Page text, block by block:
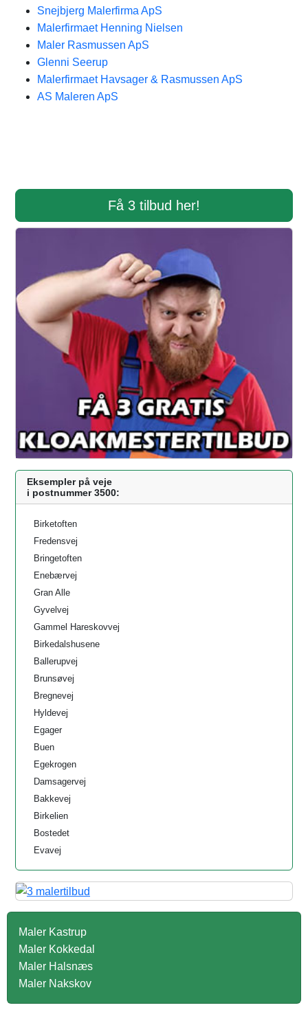
Snejbjerg Malerfirma ApS
Malerfirmaet Henning Nielsen
Maler Rasmussen ApS
Glenni Seerup
Malerfirmaet Havsager & Rasmussen ApS
AS Maleren ApS
Få 3 tilbud her!
Eksempler på veje
i postnummer 3500:
Birketoften
Fredensvej
Bringetoften
Enebærvej
Gran Alle
Gyvelvej
Gammel Hareskovvej
Birkedalshusene
Ballerupvej
Brunsøvej
Bregnevej
Hyldevej
Egager
Buen
Egekrogen
Damsagervej
Bakkevej
Birkelien
Bostedet
Evavej
Maler Kastrup
Maler Kokkedal
Maler Halsnæs
Maler Nakskov